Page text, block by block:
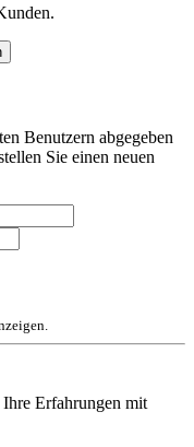
Benutzern abgegeben
Sie einen neuen
Erfahrungen mit